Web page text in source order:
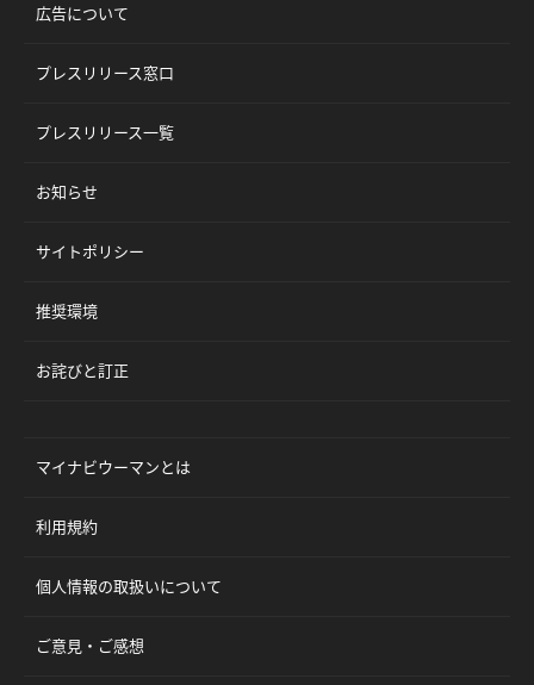
広告について
プレスリリース窓口
プレスリリース一覧
お知らせ
サイトポリシー
推奨環境
お詫びと訂正
マイナビウーマンとは
利用規約
個人情報の取扱いについて
ご意見・ご感想